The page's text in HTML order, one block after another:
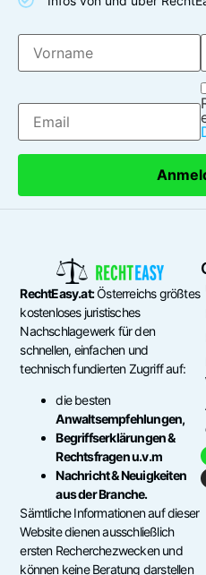
RechtEasy.at:Österreichs größtes
kostenloses juristisches
Nachschlagewerk für den
schnellen, einfachen und
technisch fundierten Zugriff auf:
die besten
Anwaltsempfehlungen,
Begriffserklärungen &
Rechtsfragen u.v.m
Nachricht & Neuigkeiten
aus der Branche.
Sämtliche Informationen auf dieser
Website dienen ausschließlich
ersten Recherchezwecken und
können keine Beratung darstellen